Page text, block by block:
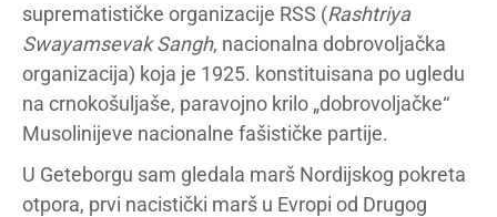
suprematističke organizacije RSS (Rashtriya
Swayamsevak Sangh, nacionalna dobrovoljačka
organizacija) koja je 1925. konstituisana po ugledu
na crnokošuljaše, paravojno krilo „dobrovoljačke“
Musolinijeve nacionalne fašističke partije.
U Geteborgu sam gledala marš Nordijskog pokreta
otpora, prvi nacistički marš u Evropi od Drugog